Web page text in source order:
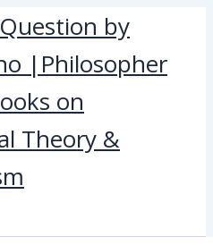
by
|Philosopher
on
Theory &